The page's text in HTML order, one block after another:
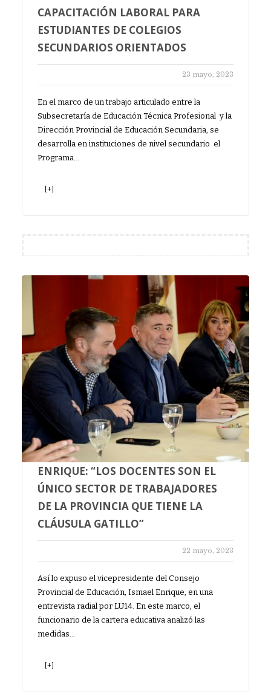
CAPACITACIÓN LABORAL PARA
ESTUDIANTES DE COLEGIOS
SECUNDARIOS ORIENTADOS
23 mayo, 2023
En el marco de un trabajo articulado entre la
Subsecretaría de Educación Técnica Profesional y la
Dirección Provincial de Educación Secundaria, se
desarrolla en instituciones de nivel secundario el
Programa…
[+]
ENRIQUE: “LOS DOCENTES SON EL
ÚNICO SECTOR DE TRABAJADORES
DE LA PROVINCIA QUE TIENE LA
CLÁUSULA GATILLO”
22 mayo, 2023
Así lo expuso el vicepresidente del Consejo
Provincial de Educación, Ismael Enrique, en una
entrevista radial por LU14. En este marco, el
funcionario de la cartera educativa analizó las
medidas…
[+]